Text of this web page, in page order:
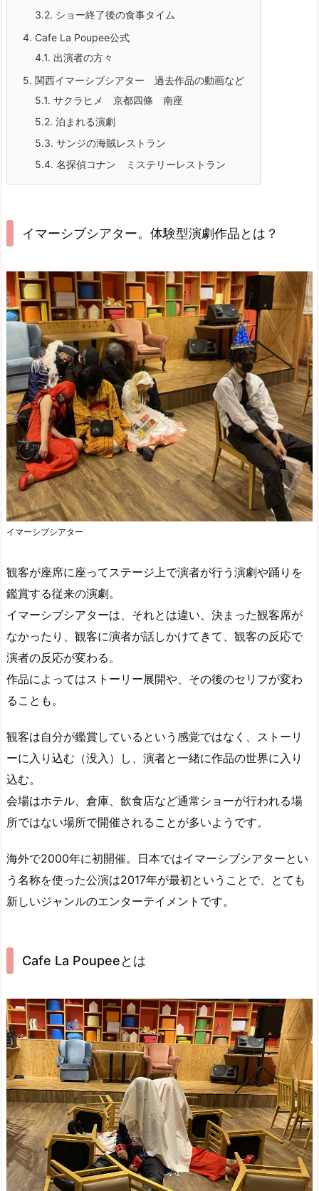
3.2. ショー終了後の食事タイム
4. Cafe La Poupee公式
4.1. 出演者の方々
5. 関西イマーシブシアター 過去作品の動画など
5.1. サクラヒメ 京都四條 南座
5.2. 泊まれる演劇
5.3. サンジの海賊レストラン
5.4. 名探偵コナン ミステリーレストラン
イマーシブシアター。体験型演劇作品とは？
イマーシブシアター
観客が座席に座ってステージ上で演者が行う演劇や踊りを
鑑賞する従来の演劇。
イマーシブシアターは、それとは違い、決まった観客席が
なかったり、観客に演者が話しかけてきて、観客の反応で
演者の反応が変わる。
作品によってはストーリー展開や、その後のセリフが変わ
ることも。
観客は自分が鑑賞しているという感覚ではなく、ストーリ
ーに入り込む（没入）し、演者と一緒に作品の世界に入り
込む。
会場はホテル、倉庫、飲食店など通常ショーが行われる場
所ではない場所で開催されることが多いようです。
海外で2000年に初開催。日本ではイマーシブシアターとい
う名称を使った公演は2017年が最初ということで、とても
新しいジャンルのエンターテイメントです。
Cafe La Poupeeとは